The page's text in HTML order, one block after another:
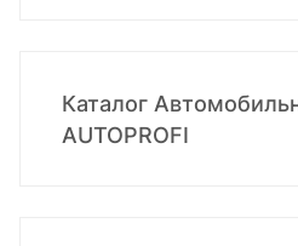
Каталог
AUTOPROFI